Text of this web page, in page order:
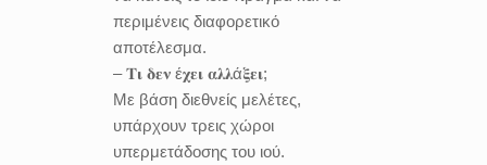
περιμένεις διαφορετικό
αποτέλεσμα.
– 𝚻𝛊 𝛅𝛆𝛎 έ𝛘𝛆𝛊 𝛂𝛌𝛌ά𝛏𝛆𝛊;
Με βάση διεθνείς μελέτες,
υπάρχουν τρεις χώροι
υπερμετάδοσης του ιού.